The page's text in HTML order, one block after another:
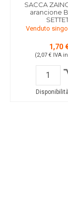
SACCA
arancione
Venduto
1,70
(2,07 € IVA